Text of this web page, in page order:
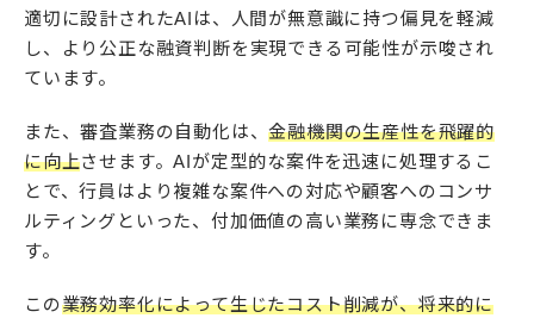
適切に設計されたAIは、人間が無意識に持つ偏見を軽減
し、より公正な融資判断を実現できる可能性が示唆され
ています。
また、審査業務の自動化は、金融機関の生産性を飛躍的
に向上させます。AIが定型的な案件を迅速に処理するこ
とで、行員はより複雑な案件への対応や顧客へのコンサ
ルティングといった、付加価値の高い業務に専念できま
す。
この業務効率化によって生じたコスト削減が、将来的に